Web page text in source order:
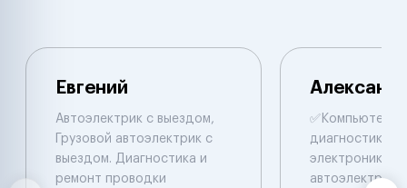
Евгений
Автоэлектрик с выездом,
Грузовой автоэлектрик с
выездом. Диагностика и
ремонт проводки
диaгнocтикa
электpоники и